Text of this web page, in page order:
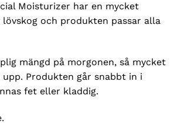
Moisturizer har en mycket
och produkten passar alla
mängd på morgonen, så mycket
Produkten går snabbt in i
fet eller kladdig.